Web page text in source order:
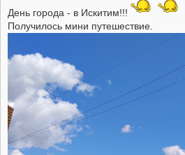
День города - в Искитим!!!
Получилось мини путешествие.